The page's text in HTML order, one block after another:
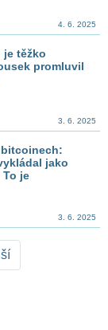
4. 6. 2025
je těžko
promluvil
3. 6. 2025
jako
je
3. 6. 2025